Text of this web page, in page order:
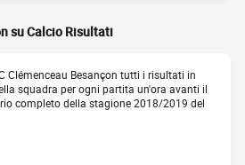
su Calcio Risultati
Clémenceau Besançon tutti i risultati in
squadra per ogni partita un'ora avanti il
completo della stagione 2018/2019 del